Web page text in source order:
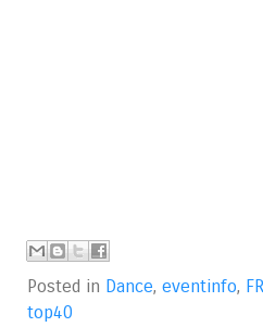
Posted in Dance, eventinfo,
top40